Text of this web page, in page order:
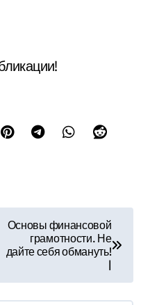
Основы финансовой
грамотности. Не
дайте себя обмануть!
|